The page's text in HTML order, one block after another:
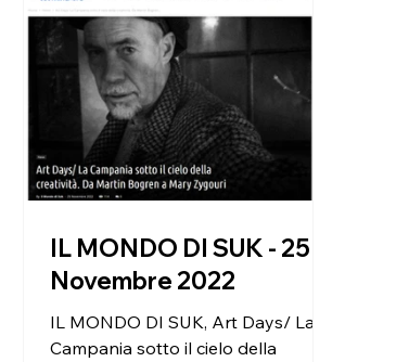
IL MONDO DI SUK - 25
Novembre 2022
IL MONDO DI SUK, Art Days/ La
Campania sotto il cielo della